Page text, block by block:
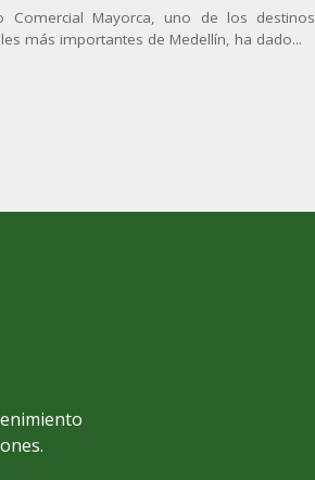
Comercial Mayorca, uno de los destinos
más importantes de Medellín, ha dado...